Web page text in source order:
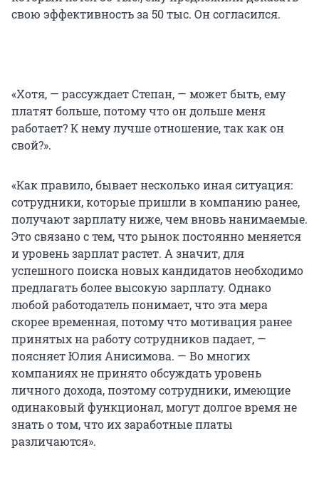
свою эффективность за 50 тыс. Он согласился.
«Хотя, — рассуждает Степан, — может быть, ему
платят больше, потому что он дольше меня
работает? К нему лучше отношение, так как он
свой?».
«Как правило, бывает несколько иная ситуация:
сотрудники, которые пришли в компанию ранее,
получают зарплату ниже, чем вновь нанимаемые.
Это связано с тем, что рынок постоянно меняется
и уровень зарплат растет. А значит, для
успешного поиска новых кандидатов необходимо
предлагать более высокую зарплату. Однако
любой работодатель понимает, что эта мера
скорее временная, потому что мотивация ранее
принятых на работу сотрудников падает, —
поясняет Юлия Анисимова. — Во многих
компаниях не принято обсуждать уровень
личного дохода, поэтому сотрудники, имеющие
одинаковый функционал, могут долгое время не
знать о том, что их заработные платы
различаются».